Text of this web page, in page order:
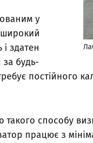
у
здатен
за будь-
постійного
способу
працює з